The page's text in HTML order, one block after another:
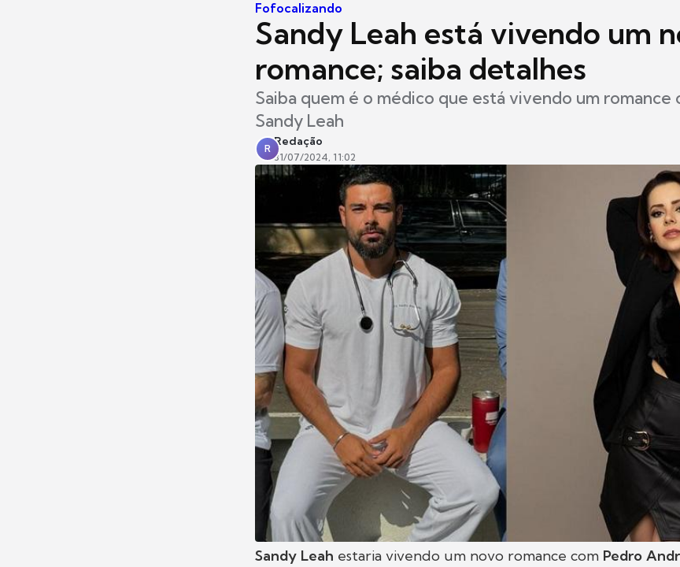
Fofocalizando
Sandy Leah está vivendo um
romance; saiba detalhes
Saiba quem é o médico que está vivendo um romance
Sandy Leah
R
Redação
31/07/2024, 11:02
Sandy Leah estaria vivendo um novo romance com Pedro